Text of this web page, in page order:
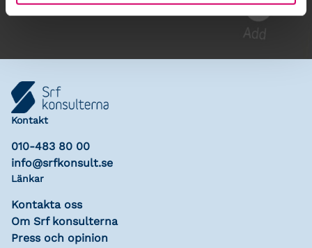
Kontakt
010-483 80 00
info@srfkonsult.se
Länkar
Kontakta oss
Om Srf konsulterna
Press och opinion